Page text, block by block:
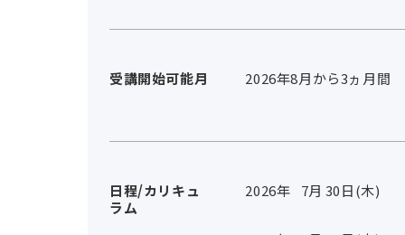
受講開始可能月 2026年8月から3ヵ月間
日程/カリキュ
ラム
2026年 7月 30日(木)